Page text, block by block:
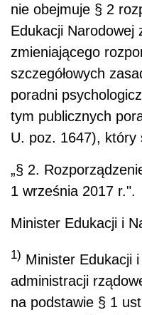
nie obejmuje § 2
Edukacji Narodowej
zmieniającego
szczegółowych
poradni
tym publicznych
U. poz. 1647), który
„§ 2.
1 września 2017 r.".
Minister Edukacji i
1) Minister Edukacji
administracji
na podstawie § 1